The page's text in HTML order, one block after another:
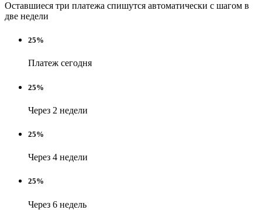
Оставшиеся три платежа спишутся автоматически с шагом в
две недели
25%
Платеж сегодня
25%
Через 2 недели
25%
Через 4 недели
25%
Через 6 недель